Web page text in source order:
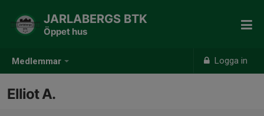
Medlemmar Logga in
JARLABERGS BTK
Öppet hus
Elliot A.